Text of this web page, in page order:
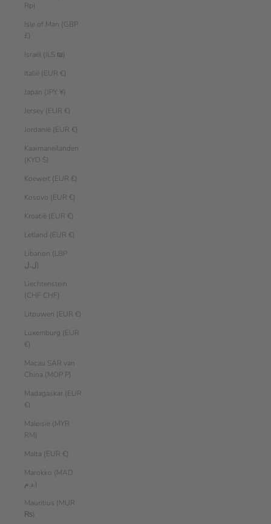
Rp)
Isle of Man (GBP
£)
Israël (ILS ₪)
Italië (EUR €)
Japan (JPY ¥)
Jersey (EUR €)
Jordanië (EUR €)
Kaaimaneilanden
(KYD $)
Koeweit (EUR €)
Kosovo (EUR €)
Kroatië (EUR €)
Letland (EUR €)
Libanon (LBP
ل.ل)
Liechtenstein
(CHF CHF)
Litouwen (EUR €)
Luxemburg (EUR
€)
Macau SAR van
China (MOP P)
Madagaskar (EUR
€)
Maleisië (MYR
RM)
Malta (EUR €)
Marokko (MAD
د.م.)
Mauritius (MUR
₨)